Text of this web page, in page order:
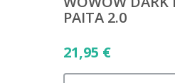
PAITA 2.0
21,95 €